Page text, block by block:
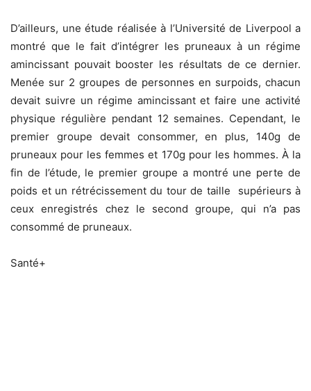
D’ailleurs, une étude réalisée à l’Université de Liverpool a
montré que le fait d’intégrer les pruneaux à un régime
amincissant pouvait booster les résultats de ce dernier.
Menée sur 2 groupes de personnes en surpoids, chacun
devait suivre un régime amincissant et faire une activité
physique régulière pendant 12 semaines. Cependant, le
premier groupe devait consommer, en plus, 140g de
pruneaux pour les femmes et 170g pour les hommes. À la
fin de l’étude, le premier groupe a montré une perte de
poids et un rétrécissement du tour de taille supérieurs à
ceux enregistrés chez le second groupe, qui n’a pas
consommé de pruneaux.
Santé+